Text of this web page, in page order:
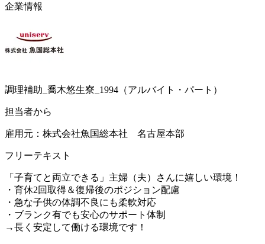
企業情報
調理補助_喬木悠生寮_1994（アルバイト・パート）
担当者から
雇用元：株式会社魚国総本社 名古屋本部
フリーテキスト
「子育てと両立できる」主婦（夫）さんに嬉しい環境！
・育休2回取得＆復帰後のポジション配慮
・急な子供の体調不良にも柔軟対応
・ブランク有でも安心のサポート体制
→長く安定して働ける環境です！